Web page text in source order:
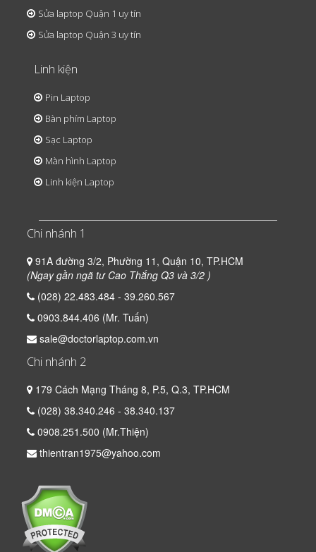
Sửa laptop Quận 1 uy tín
Sửa laptop Quận 3 uy tín
Linh kiện
Pin Laptop
Bàn phím Laptop
Sạc Laptop
Màn hình Laptop
Linh kiện Laptop
Chi nhánh 1
91A đường 3/2, Phường 11, Quận 10, TP.HCM
(Ngay gần ngã tư Cao Thắng Q3 và 3/2 )
(028) 22.483.484 - 39.260.567
0903.844.406 (Mr. Tuấn)
sale@doctorlaptop.com.vn
Chi nhánh 2
179 Cách Mạng Tháng 8, P.5, Q.3, TP.HCM
(028) 38.340.246 - 38.340.137
0908.251.500 (Mr.Thiện)
thientran1975@yahoo.com